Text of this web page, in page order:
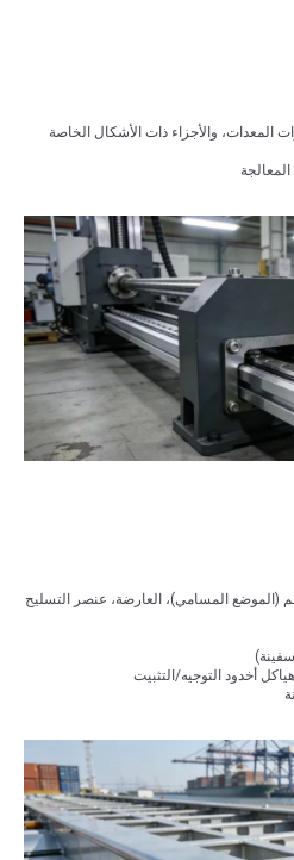
المعدات، والأجزاء ذات الأشكال الخاصة
(الموضع المسامي)، العارضة، عنصر التسليح
أخدود التوجيه/التثبيت